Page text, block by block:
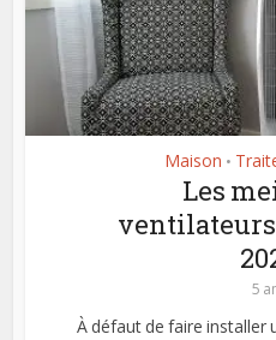
Maison •
Les
5
À défaut de faire installer